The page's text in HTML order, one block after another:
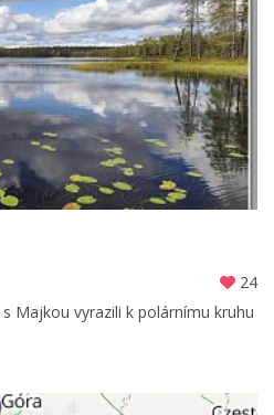
24
Majkou vyrazili k polárnímu kruhu